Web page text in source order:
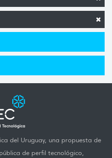
del Uruguay, una propuesta de
de perfil tecnológico,